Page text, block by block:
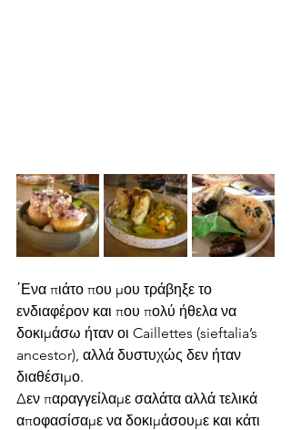
΄Ενα πιάτο που μου τράβηξε το
ενδιαφέρον και που πολύ ήθελα να
δοκιμάσω ήταν οι Caillettes (sieftalia’s
ancestor), αλλά δυστυχώς δεν ήταν
διαθέσιμο.
Δεν παραγγείλαμε σαλάτα αλλά τελικά
αποφασίσαμε να δοκιμάσουμε και κάτι